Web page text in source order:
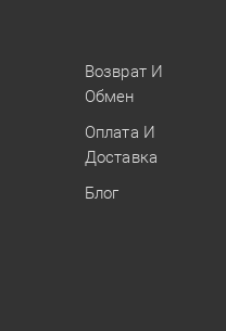
Возврат И
Обмен
Оплата И
Доставка
Блог